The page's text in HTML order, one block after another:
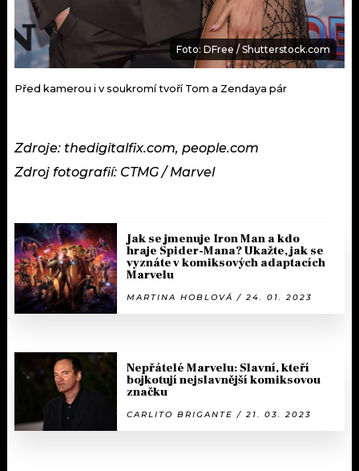
Foto: DFree / Shutterstock.com
Před kamerou i v soukromí tvoří Tom a Zendaya pár
Zdroje: thedigitalfix.com, people.com
Zdroj fotografií: CTMG / Marvel
Jak se jmenuje Iron Man a kdo
hraje Spider-Mana? Ukažte, jak se
vyznáte v komiksových adaptacích
Marvelu
MARTINA HOBLOVÁ / 24. 01. 2023
Nepřátelé Marvelu: Slavní, kteří
bojkotují nejslavnější komiksovou
značku
CARLITO BRIGANTE / 21. 03. 2023